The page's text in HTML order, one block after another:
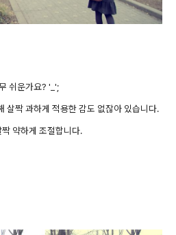
쉬운가요? '_';
살짝 과하게 적용한 감도 없잖아 있습니다.
약하게 조절합니다.